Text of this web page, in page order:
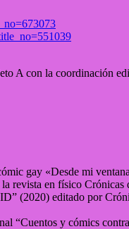
A con la coordinación
gay «Desde mi
revista en físico
(2020) editado por
“Cuentos y cómics